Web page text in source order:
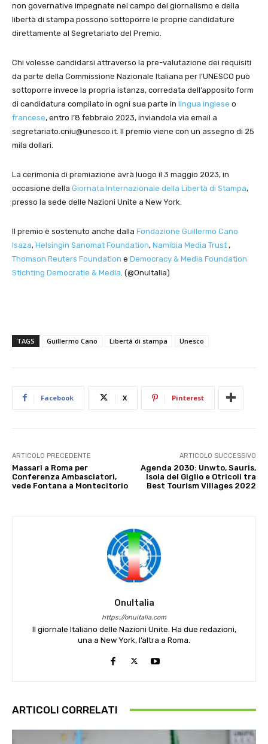
non governative impegnate nel campo del giornalismo e della
libertà di stampa possono sottoporre le proprie candidature
direttamente al Segretariato del Premio.
Chi volesse candidarsi attraverso la pre-valutazione dei requisiti
da parte della Commissione Nazionale Italiana per l’UNESCO può
sottoporre invece la propria istanza, corredata dell’apposito form
di candidatura compilato in ogni sua parte in lingua inglese o
francese, entro l’8 febbraio 2023, inviandola via email a
segretariato.cniu@unesco.it. Il premio viene con un assegno di 25
mila dollari.
La cerimonia di premiazione avrà luogo il 3 maggio 2023, in
occasione della Giornata Internazionale della Libertà di Stampa,
presso la sede delle Nazioni Unite a New York.
Il premio è sostenuto anche dalla Fondazione Guillermo Cano
Isaza, Helsingin Sanomat Foundation, Namibia Media Trust ,
Thomson Reuters Foundation e Democracy & Media Foundation
Stichting Democratie & Media . (@OnuItalia)
TAGS Guillermo Cano Libertà di stampa Unesco
Facebook X Pinterest
ARTICOLO PRECEDENTE
Massari a Roma per
Conferenza Ambasciatori,
vede Fontana a Montecitorio
ARTICOLO SUCCESSIVO
Agenda 2030: Unwto, Sauris,
Isola del Giglio e Otricoli tra
Best Tourism Villages 2022
OnuItalia
https://onuitalia.com
Il giornale Italiano delle Nazioni Unite. Ha due redazioni,
una a New York, l’altra a Roma.
ARTICOLI CORRELATI